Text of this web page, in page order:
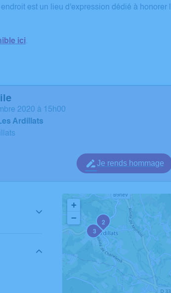
est un lieu d'expression dédié à honorer
ici.
2020 à 15h00
Ardillats
Je rends hommage
2
3
+
−